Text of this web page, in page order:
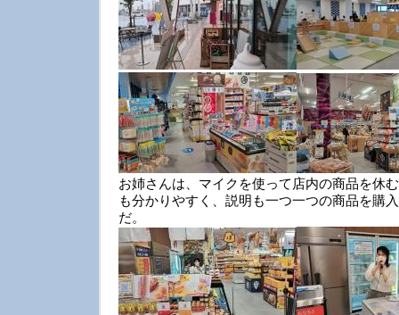
お姉さんは、マイクを使って店内の商品を休
も分かりやすく、説明も一つ一つの商品を購
だ。